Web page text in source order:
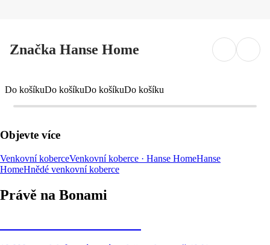
Značka Hanse Home
Do košíkuDo košíkuDo košíkuDo košíku
Objevte více
Venkovní koberceVenkovní koberce · Hanse HomeHanse
HomeHnědé venkovní koberce
Právě na Bonami